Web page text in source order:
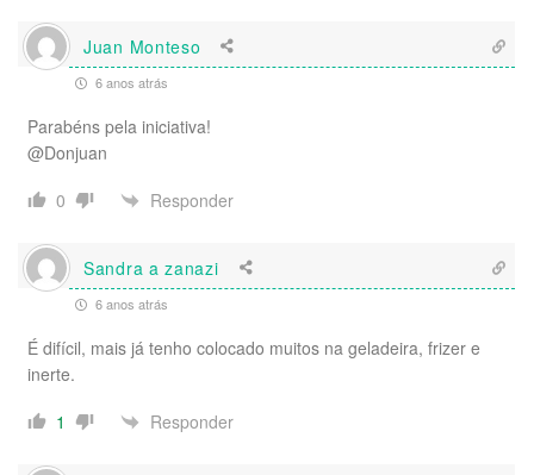
Juan Monteso
6 anos atrás
Parabéns pela iniciativa!
@Donjuan
0
Responder
Sandra a zanazi
6 anos atrás
É difícil, mais já tenho colocado muitos na geladeira, frizer e
inerte.
1
Responder